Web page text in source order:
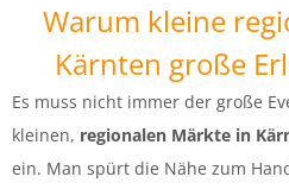
Warum kleine
Kärnten große
Es muss nicht immer der große
kleinen, regionalen Märkte in
ein. Man spürt die Nähe zum